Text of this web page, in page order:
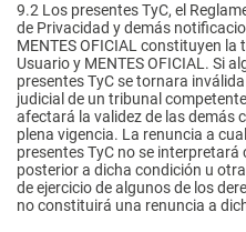
9.2 Los presentes TyC, el
de Privacidad y demás
MENTES OFICIAL constituyen la
Usuario y MENTES OFICIAL. Si
presentes TyC se tornara
judicial de un tribunal
afectará la validez de las demás
plena vigencia. La renuncia a
presentes TyC no se
posterior a dicha condición u
de ejercicio de algunos de los
no constituirá una renuncia a